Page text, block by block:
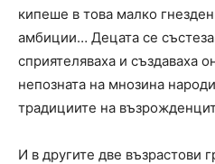
кипеше в това малко
амбиции… Децата се
сприятеляваха и създаваха
непозната на мнозина
традициите на
И в другите две възрастови